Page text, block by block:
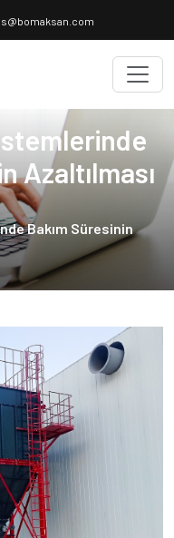
Azaltılması
Bakım Süresinin